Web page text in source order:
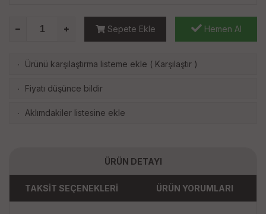
Sepete Ekle Hemen Al
· Ürünü karşılaştırma listeme ekle ( Karşılaştır )
· Fiyatı düşünce bildir
· Aklımdakiler listesine ekle
ÜRÜN DETAYI
TAKSİT SEÇENEKLERİ ÜRÜN YORUMLARI